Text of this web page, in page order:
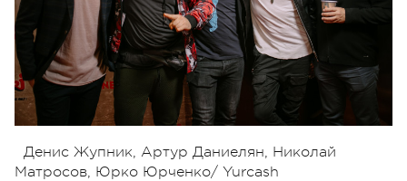
Денис Жупник, Артур Даниелян, Николай
Матросов, Юрко Юрченко/ Yurcash